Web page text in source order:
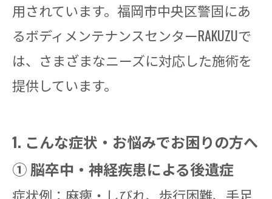
用されています。福岡市中央区警固にあ
るボディメンテナンスセンターRAKUZUで
は、さまざまなニーズに対応した施術を
提供しています。
1. こんな症状・お悩みでお困りの方へ
① 脳卒中・神経疾患による後遺症
症状例：麻痺・しびれ、歩行困難、手足